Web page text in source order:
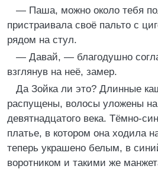
— Паша, можно около тебя
пристраивала своё пальто с
рядом на стул.
— Давай, — благодушно
взглянув на неё, замер.
Да Зойка ли это? Длинные
распущены, волосы уложены
девятнадцатого века. Тёмно-
платье, в котором она ходила
теперь украшено белым, в
воротником и такими же